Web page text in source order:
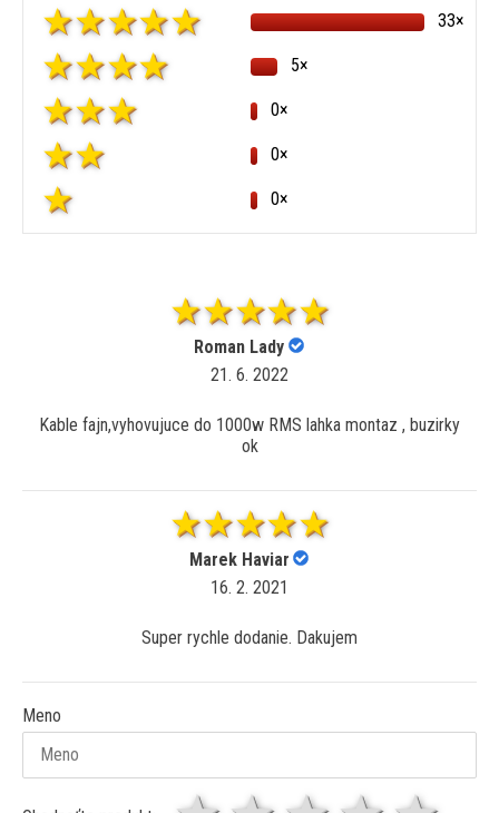
33×
5×
0×
0×
0×
Roman Lady
21. 6. 2022
Kable fajn,vyhovujuce do 1000w RMS lahka montaz , buzirky
ok
Marek Haviar
16. 2. 2021
Super rychle dodanie. Dakujem
Meno